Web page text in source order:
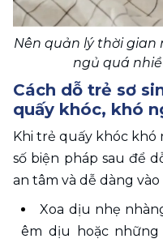
Nên quản lý thời gian
ngủ quá
Cách dỗ trẻ sơ
quấy khóc, khó
Khi trẻ quấy khóc khó
số biện pháp sau để
an tâm và dễ dàng vào
Xoa dịu nhẹ
êm dịu hoặc